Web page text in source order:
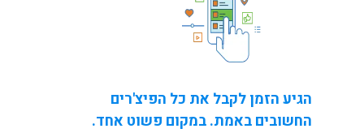
הגיע הזמן לקבל את כל הפיצ'רים
החשובים באמת. במקום פשוט אחד.